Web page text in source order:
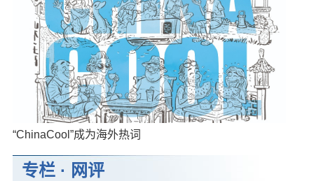
“ChinaCool”成为海外热词
专栏· 网评